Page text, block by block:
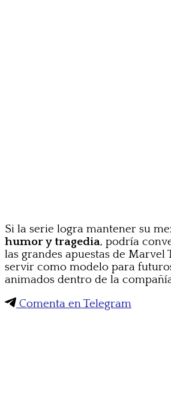
Si la serie logra mantener su
humor y tragedia, podría
las grandes apuestas de Marvel
servir como modelo para
animados dentro de la
Comenta en Telegram